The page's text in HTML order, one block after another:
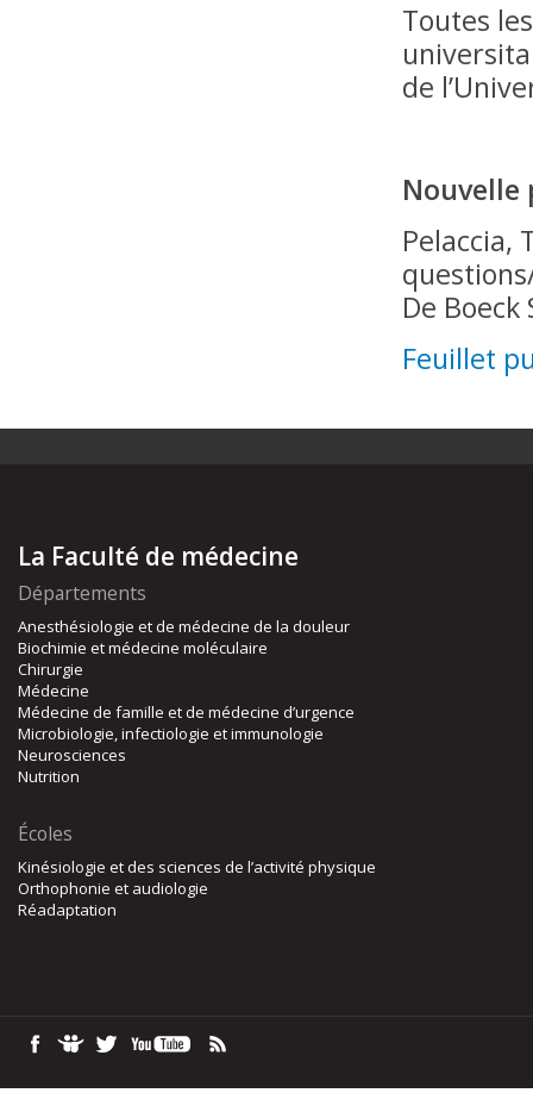
Toutes
de
Pelaccia,
De
Feuillet
La Faculté de médecine
Départements
Anesthésiologie et de médecine de la douleur
Biochimie et médecine moléculaire
Chirurgie
Médecine
Médecine de famille et de médecine d’urgence
Microbiologie, infectiologie et immunologie
Neurosciences
Nutrition
Écoles
Kinésiologie et des sciences de l’activité physique
Orthophonie et audiologie
Réadaptation